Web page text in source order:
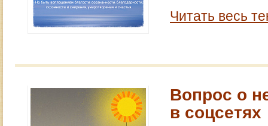
Читать весь
Вопрос о
в соцсетях